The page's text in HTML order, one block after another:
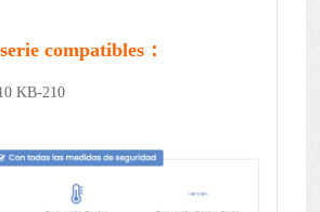
compatibles：
KB-210